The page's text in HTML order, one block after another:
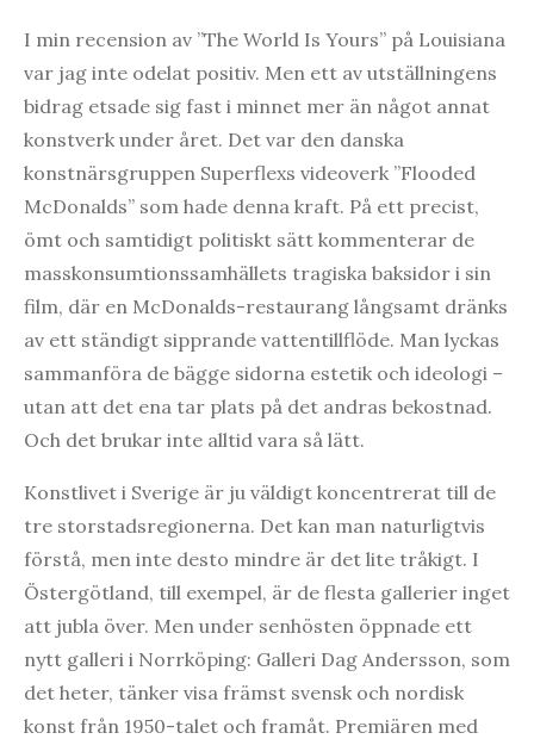
I min recension av ”The World Is Yours” på Louisiana
var jag inte odelat positiv. Men ett av utställningens
bidrag etsade sig fast i minnet mer än något annat
konstverk under året. Det var den danska
konstnärsgruppen Superflexs videoverk ”Flooded
McDonalds” som hade denna kraft. På ett precist,
ömt och samtidigt politiskt sätt kommenterar de
masskonsumtionssamhällets tragiska baksidor i sin
film, där en McDonalds-restaurang långsamt dränks
av ett ständigt sipprande vattentillflöde. Man lyckas
sammanföra de bägge sidorna estetik och ideologi –
utan att det ena tar plats på det andras bekostnad.
Och det brukar inte alltid vara så lätt.
Konstlivet i Sverige är ju väldigt koncentrerat till de
tre storstadsregionerna. Det kan man naturligtvis
förstå, men inte desto mindre är det lite tråkigt. I
Östergötland, till exempel, är de flesta gallerier inget
att jubla över. Men under senhösten öppnade ett
nytt galleri i Norrköping: Galleri Dag Andersson, som
det heter, tänker visa främst svensk och nordisk
konst från 1950-talet och framåt. Premiären med